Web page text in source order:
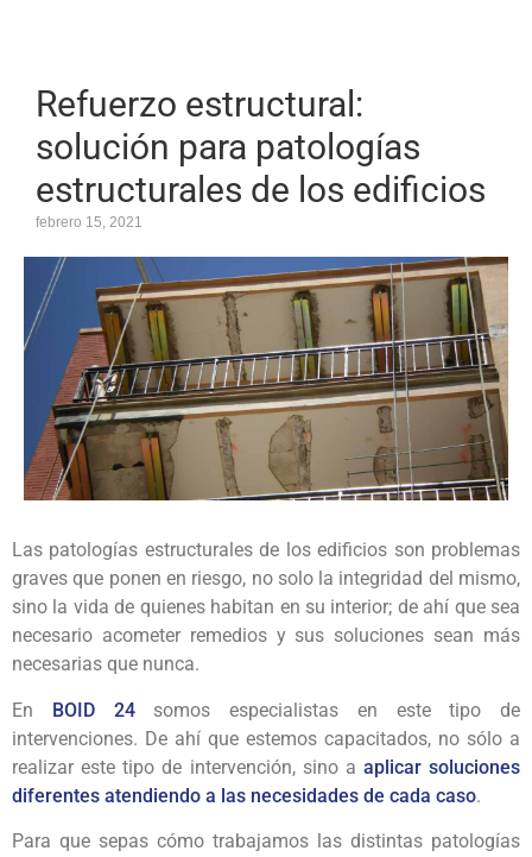
Refuerzo estructural:
solución para patologías
estructurales de los edificios
febrero 15, 2021
Las patologías estructurales de los edificios son problemas
graves que ponen en riesgo, no solo la integridad del mismo,
sino la vida de quienes habitan en su interior; de ahí que sea
necesario acometer remedios y sus soluciones sean más
necesarias que nunca.
En BOID 24somos especialistas en este tipo de
intervenciones. De ahí que estemos capacitados, no sólo a
realizar este tipo de intervención, sino a aplicar soluciones
diferentes atendiendo a las necesidades de cada caso.
Para que sepas cómo trabajamos las distintas patologías